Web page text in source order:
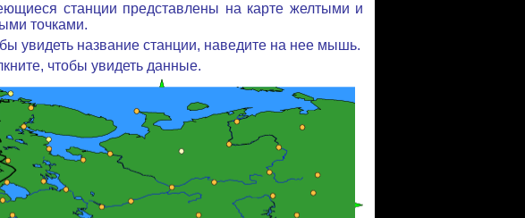
станции представлены на карте желтыми и
точками.
увидеть название станции, наведите на нее мышь.
чтобы увидеть данные.